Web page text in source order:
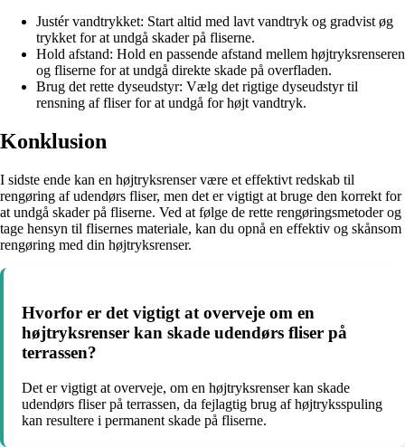
Justér vandtrykket: Start altid med lavt vandtryk og gradvist øg
trykket for at undgå skader på fliserne.
Hold afstand: Hold en passende afstand mellem højtryksrenseren
og fliserne for at undgå direkte skade på overfladen.
Brug det rette dyseudstyr: Vælg det rigtige dyseudstyr til
rensning af fliser for at undgå for højt vandtryk.
Konklusion
I sidste ende kan en højtryksrenser være et effektivt redskab til
rengøring af udendørs fliser, men det er vigtigt at bruge den korrekt for
at undgå skader på fliserne. Ved at følge de rette rengøringsmetoder og
tage hensyn til flisernes materiale, kan du opnå en effektiv og skånsom
rengøring med din højtryksrenser.
Hvorfor er det vigtigt at overveje om en
højtryksrenser kan skade udendørs fliser på
terrassen?
Det er vigtigt at overveje, om en højtryksrenser kan skade
udendørs fliser på terrassen, da fejlagtig brug af højtryksspuling
kan resultere i permanent skade på fliserne.